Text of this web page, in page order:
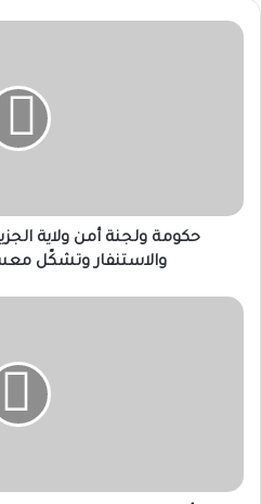
حكومة
والاستنفار
نوعي
حكومة ولجنة أمن ولاية
والاستنفار وتشكّل
"​
الموسم